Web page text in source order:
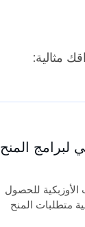
مثالية:
لبرامج المنح
للحصول
متطلبات المنح